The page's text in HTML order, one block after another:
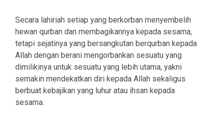
Secara lahiriah setiap yang berkorban menyembelih
hewan qurban dan membagikannya kepada sesama,
tetapi sejatinya yang bersangkutan berqurban kepada
Allah dengan berani mengorbankan sesuatu yang
dimilikinya untuk sesuatu yang lebih utama, yakni
semakin mendekatkan diri kepada Allah sekaligus
berbuat kebajikan yang luhur atau ihsan kepada
sesama.